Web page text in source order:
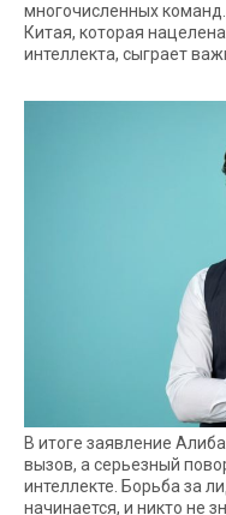
многочисленных
Китая, которая
интеллекта, сыграет
В итоге заявление
вызов, а серьезный
интеллекте. Борьба за
начинается, и никто не